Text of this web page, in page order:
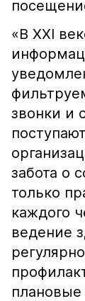
«В XXI
звонки и
забота о
только
каждого
ведение